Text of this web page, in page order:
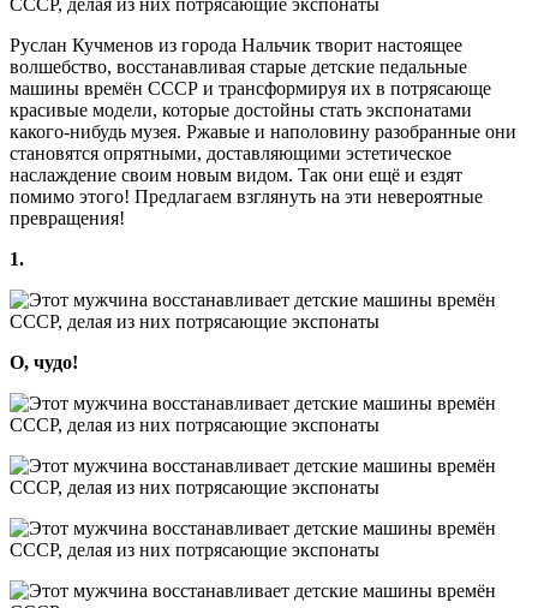
Руслан Кучменов из города Нальчик творит настоящее
волшебство, восстанавливая старые детские педальные
машины времён СССР и трансформируя их в потрясающе
красивые модели, которые достойны стать экспонатами
какого-нибудь музея. Ржавые и наполовину разобранные они
становятся опрятными, доставляющими эстетическое
наслаждение своим новым видом. Так они ещё и ездят
помимо этого! Предлагаем взглянуть на эти невероятные
превращения!
1.
О, чудо!